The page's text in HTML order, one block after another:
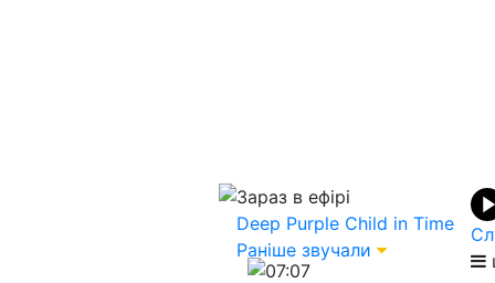
Зараз в ефірі
Deep Purple Child in Time
Раніше звучали
07:07